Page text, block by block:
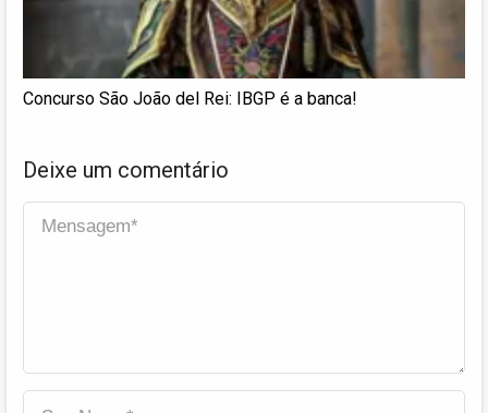
Concurso São João del Rei: IBGP é a banca!
Deixe um comentário